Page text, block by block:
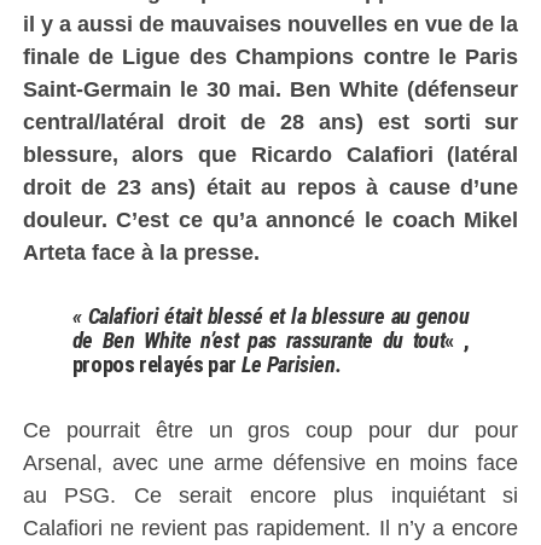
il y a aussi de mauvaises nouvelles en vue de la
finale de Ligue des Champions contre le Paris
Saint-Germain le 30 mai. Ben White (défenseur
central/latéral droit de 28 ans) est sorti sur
blessure, alors que Ricardo Calafiori (latéral
droit de 23 ans) était au repos à cause d’une
douleur. C’est ce qu’a annoncé le coach Mikel
Arteta face à la presse.
« Calafiori était blessé et la blessure au genou
de Ben White n’est pas rassurante du tout« ,
propos relayés par Le Parisien.
Ce pourrait être un gros coup pour dur pour
Arsenal, avec une arme défensive en moins face
au PSG. Ce serait encore plus inquiétant si
Calafiori ne revient pas rapidement. Il n’y a encore